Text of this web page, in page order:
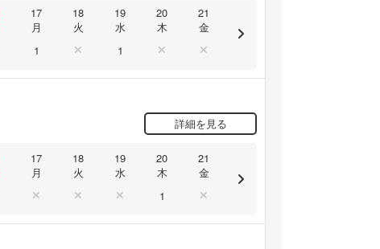
17
月
18
火
19
水
20
木
21
金
1 1
詳細を見る
17
月
18
火
19
水
20
木
21
金
1